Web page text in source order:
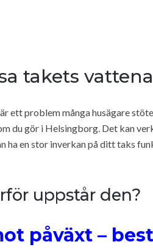
takets
ett problem många husägare
du gör i Helsingborg. Det kan
ha en stor inverkan på ditt taks
uppstår den?
påväxt –